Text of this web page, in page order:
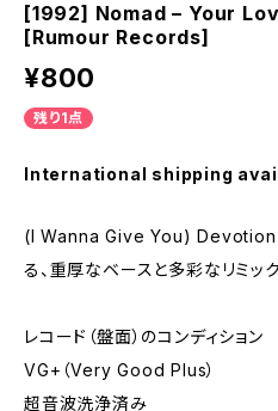
[1992] Nomad – Your
[Rumour Records]
¥800
残り1点
International shipping
(I Wanna Give You) Devotion
る、重厚なベースと多彩なリミッ
レコード（盤面）のコンディション
VG+（Very Good Plus）
超音波洗浄済み